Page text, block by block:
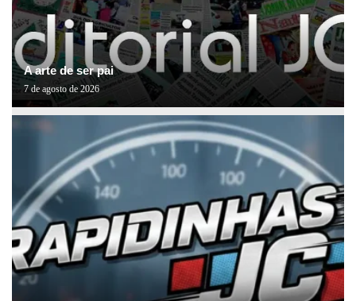
A arte de ser pai
7 de agosto de 2026